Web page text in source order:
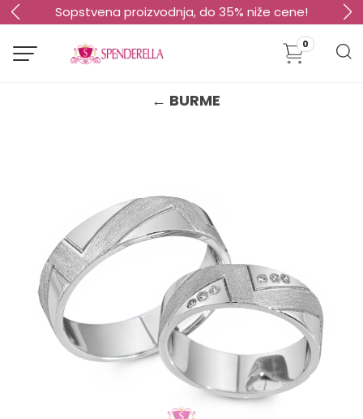
Sopstvena proizvodnja, do 35% niže cene!
0
← BURME